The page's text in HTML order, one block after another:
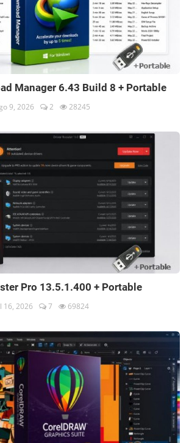
Manager 6.43 Build 8 + Portable
9, 2026 2 28245
Pro 13.5.1.400 + Portable
16, 2026 7 69824